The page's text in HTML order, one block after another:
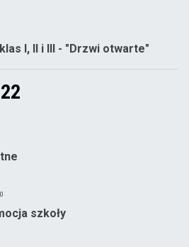
I, II i III - "Drzwi otwarte"
szkoły